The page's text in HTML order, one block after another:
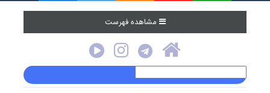
مشاهده فهرست